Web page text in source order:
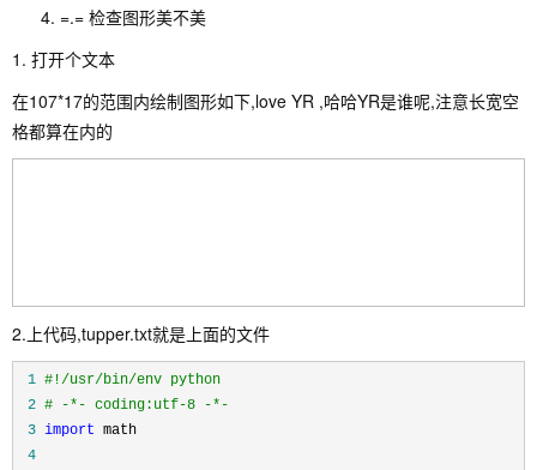
=.= 检查图形美不美
1. 打开个文本
在107*17的范围内绘制图形如下,love YR ,哈哈YR是谁呢,注意长宽空
格都算在内的
2.上代码,tupper.txt就是上面的文件
1 # !/usr/bin/env python
2 # -*- coding:utf-8 -*-
3 import
4